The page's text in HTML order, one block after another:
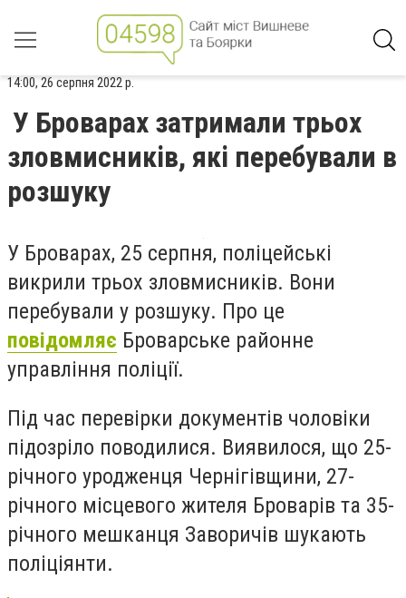
14:00, 26 серпня 2022 р.
У Броварах затримали трьох
зловмисників, які перебували в
розшуку
У Броварах, 25 серпня, поліцейські
викрили трьох зловмисників. Вони
перебували у розшуку. Про це
повідомляє Броварське районне
управління поліції.
Під час перевірки документів чоловіки
підозріло поводилися. Виявилося, що 25-
річного уродженця Чернігівщини, 27-
річного місцевого жителя Броварів та 35-
річного мешканця Заворичів шукають
поліціянти.